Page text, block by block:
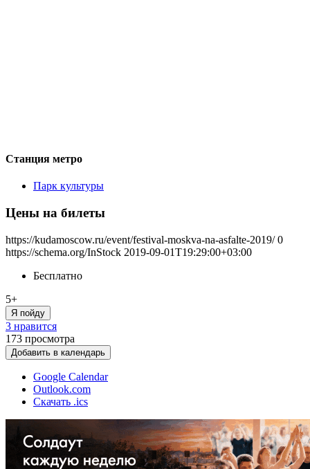
Станция метро
Парк культуры
Цены на билеты
https://kudamoscow.ru/event/festival-moskva-na-asfalte-2019/ 0
https://schema.org/InStock 2019-09-01T19:29:00+03:00
Бесплатно
5+
Я пойду
3 нравится
173 просмотра
Добавить в календарь
Google Calendar
Outlook.com
Скачать .ics